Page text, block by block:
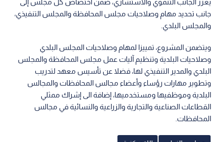
جانب تحديد مهام وصلاحيات مجلس المحافظة والمجلس التنفيذي،
والمجلس البلدي.
ويتضمن المشروع، تمييزا لمهام وصلاحيات المجلس البلدي
وصلاحيات البلدية وتنظيم آليات عمل مجلس المحافظة والمجلس
البلدي والمدير التنفيذي لها، فضلا عن تأسيس معهد لتدريب
وتطوير مهارات رؤساء وأعضاء مجالس المحافظات والمجالس
البلدية وموظفيها ومستخدميها، إضافة الى إشراك ممثلي
القطاعات الصناعية والتجارية والزراعية والنسائية في مجالس
المحافظات.